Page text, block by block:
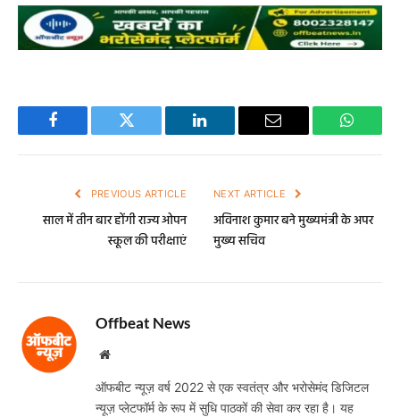
Facebook Twitter LinkedIn Email
PREVIOUS ARTICLE
साल में तीन बार होंगी राज्य ओपन
स्कूल की परीक्षाएं
NEXT ARTICLE
अविनाश कुमार बने मुख्यमंत्री के अपर
मुख्य सचिव
Offbeat News
Website
ऑफबीट न्यूज़ वर्ष 2022 से एक स्वतंत्र और भरोसेमंद डिजिटल
न्यूज़ प्लेटफॉर्म के रूप में सुधि पाठकों की सेवा कर रहा है। यह